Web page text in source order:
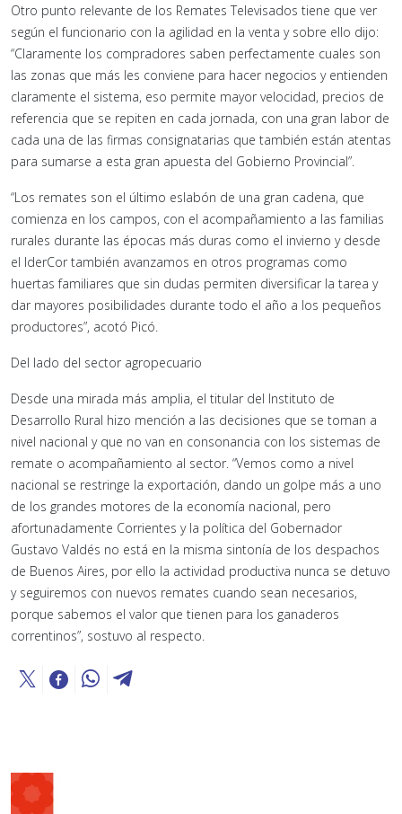
Otro punto relevante de los Remates Televisados tiene que ver
según el funcionario con la agilidad en la venta y sobre ello dijo:
“Claramente los compradores saben perfectamente cuales son
las zonas que más les conviene para hacer negocios y entienden
claramente el sistema, eso permite mayor velocidad, precios de
referencia que se repiten en cada jornada, con una gran labor de
cada una de las firmas consignatarias que también están atentas
para sumarse a esta gran apuesta del Gobierno Provincial”.
“Los remates son el último eslabón de una gran cadena, que
comienza en los campos, con el acompañamiento a las familias
rurales durante las épocas más duras como el invierno y desde
el IderCor también avanzamos en otros programas como
huertas familiares que sin dudas permiten diversificar la tarea y
dar mayores posibilidades durante todo el año a los pequeños
productores”, acotó Picó.
Del lado del sector agropecuario
Desde una mirada más amplia, el titular del Instituto de
Desarrollo Rural hizo mención a las decisiones que se toman a
nivel nacional y que no van en consonancia con los sistemas de
remate o acompañamiento al sector. “Vemos como a nivel
nacional se restringe la exportación, dando un golpe más a uno
de los grandes motores de la economía nacional, pero
afortunadamente Corrientes y la política del Gobernador
Gustavo Valdés no está en la misma sintonía de los despachos
de Buenos Aires, por ello la actividad productiva nunca se detuvo
y seguiremos con nuevos remates cuando sean necesarios,
porque sabemos el valor que tienen para los ganaderos
correntinos”, sostuvo al respecto.